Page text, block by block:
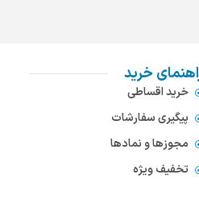
خرید
خرید اقساطی
پیگیری سفارشات
مجوزها و نمادها
تخفیف ویژه